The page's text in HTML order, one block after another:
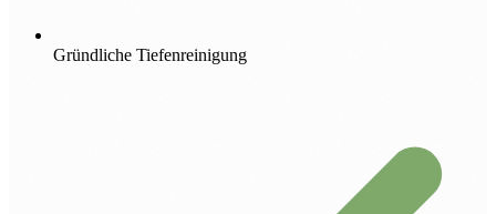
Gründliche Tiefenreinigung